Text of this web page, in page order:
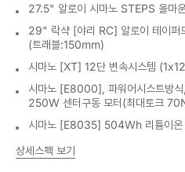
27.5" 알로이 시마노 STEPS 올마
29" 락샥 [야리 RC] 알로이 테이퍼
(트래블:150mm)
시마노 [XT] 12단 변속시스템
시마노 [E8000], 파워어시스트방
250W 센터구동 모터(최대토크
시마노 [E8035] 504Wh 리튬이온
상세스펙 보기